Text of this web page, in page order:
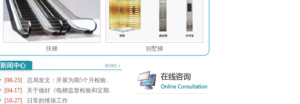
扶梯 别墅梯
[08-23]
总局发文：开展为期5个月检验..
[04-17]
关于做好《电梯监督检验和定期..
[10-27]
日常的维保工作